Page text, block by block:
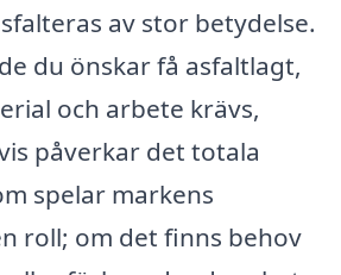
av stor betydelse.
du önskar få asfaltlagt,
och arbete krävs,
påverkar det totala
spelar markens
roll; om det finns behov